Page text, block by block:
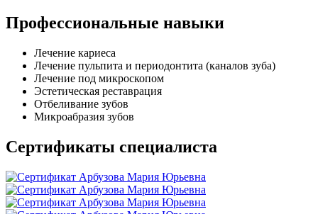
Профессиональные навыки
Лечение кариеса
Лечение пульпита и периодонтита (каналов зуба)
Лечение под микроскопом
Эстетическая реставрация
Отбеливание зубов
Микроабразия зубов
Сертификаты специалиста